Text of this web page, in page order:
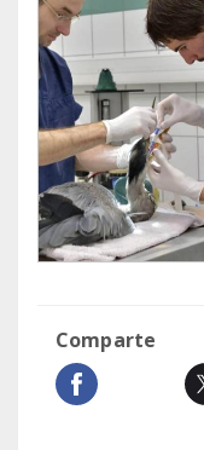
Comparte